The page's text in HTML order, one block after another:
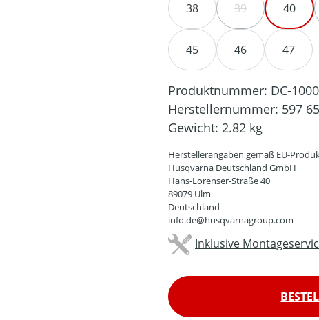
38 39(DIESE OPTION
40
45 46 47
Produktnummer: DC-
Herstellernummer: 597
Gewicht: 2.82 kg
Herstellerangaben gemäß EU-
Husqvarna Deutschland GmbH
Hans-Lorenser-Straße 40
89079 Ulm
Deutschland
info.de@husqvarnagroup.com
Inklusive